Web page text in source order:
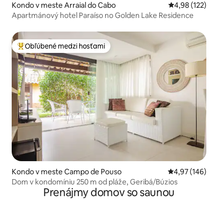
Kondo v meste Arraial do Cabo Priemerné
4,98 (122)
Apartmánový hotel Paraíso no Golden Lake Residence
Najobľúbenejšie medzi hosťami
Obľúbené medzi hosťami
Kondo v meste Campo de Pouso Priemerné
4,97 (146)
Dom v kondomíniu 250 m od pláže, Geribá/Búzios
Prenájmy domov so saunou